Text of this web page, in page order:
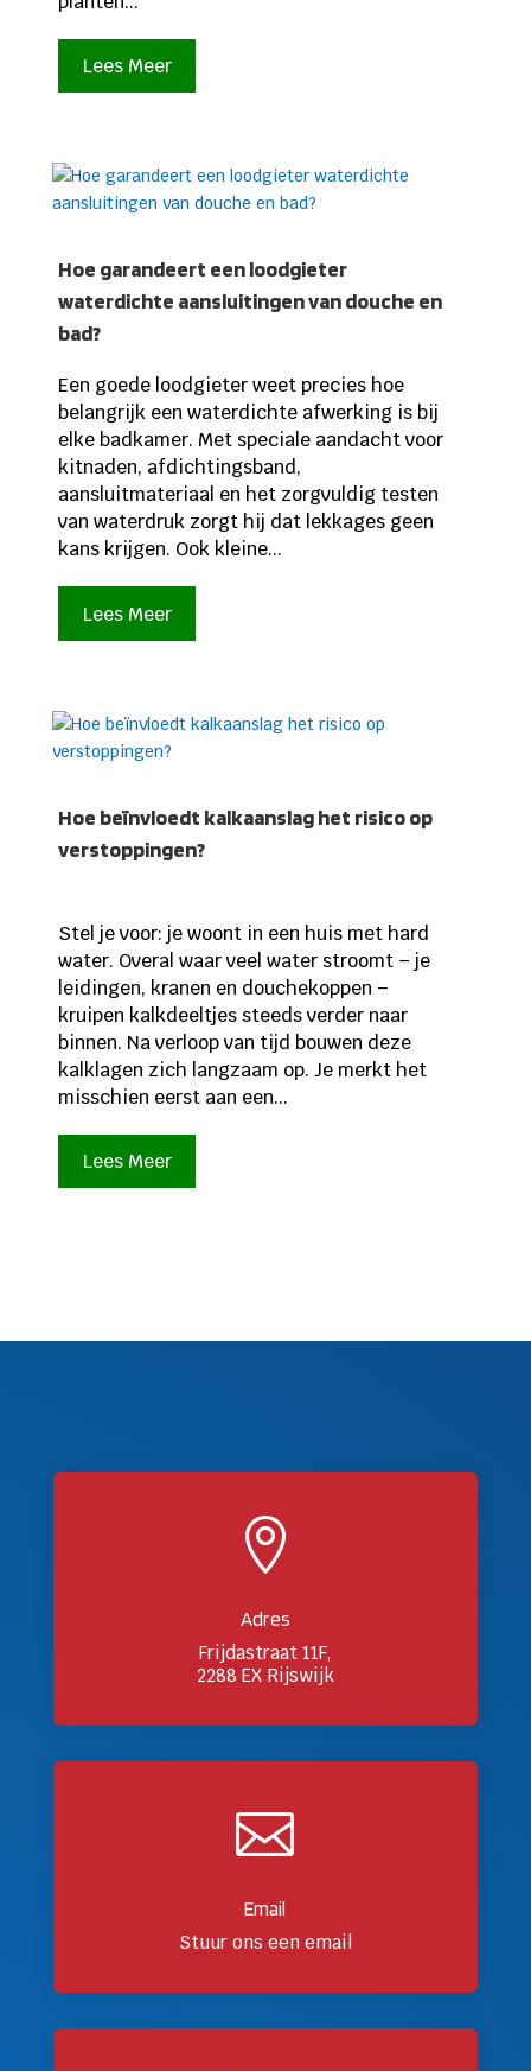
Lees Meer
Hoe garandeert een loodgieter
waterdichte aansluitingen van douche en
bad?
Een goede loodgieter weet precies hoe
belangrijk een waterdichte afwerking is bij
elke badkamer. Met speciale aandacht voor
kitnaden, afdichtingsband,
aansluitmateriaal en het zorgvuldig testen
van waterdruk zorgt hij dat lekkages geen
kans krijgen. Ook kleine...
Lees Meer
Hoe beïnvloedt kalkaanslag het risico op
verstoppingen?
Stel je voor: je woont in een huis met hard
water. Overal waar veel water stroomt – je
leidingen, kranen en douchekoppen –
kruipen kalkdeeltjes steeds verder naar
binnen. Na verloop van tijd bouwen deze
kalklagen zich langzaam op. Je merkt het
misschien eerst aan een...
Lees Meer

Adres
Frijdastraat 11F,
2288 EX Rijswijk

Email
Stuur ons een email